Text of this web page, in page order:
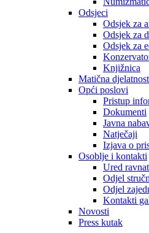
Odsjeci
Odsjek za
Odsjek za
Odsjek za
Knjižnica
Matična djelatnost
Opći poslovi
Pristup
Dokumenti
Javna
Natječaji
Izjava o
Osoblje i kontakti
Ured
Odjel
Odjel
Kontakti
Novosti
Press kutak